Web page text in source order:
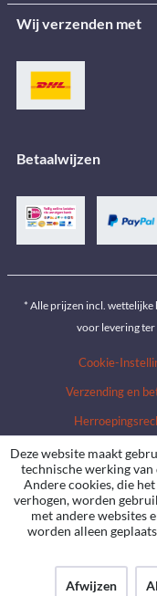
Wij verzenden met
Betaalwijzen
* Alle prijzen incl. wettelijke
voor levering ter
Cookie-
Verzending en
Deze website maakt
technische werking
Andere cookies, die
verhogen, worden
met andere websites
worden alleen
Afwijzen